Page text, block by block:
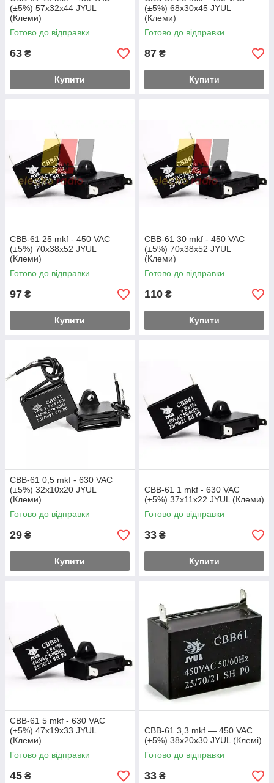
(±5%) 57x32x44 JYUL
(Клеми)
Готово до відправки
63 ₴
Купити
(±5%) 68x30x45 JYUL
(Клеми)
Готово до відправки
87 ₴
Купити
CBB-61 25 mkf - 450 VAC
(±5%) 70x38x52 JYUL
(Клеми)
Готово до відправки
97 ₴
Купити
CBB-61 30 mkf - 450 VAC
(±5%) 70x38x52 JYUL
(Клеми)
Готово до відправки
110 ₴
Купити
CBB-61 0,5 mkf - 630 VAC
(±5%) 32x10x20 JYUL
(Клеми)
Готово до відправки
29 ₴
Купити
CBB-61 1 mkf - 630 VAC
(±5%) 37x11x22 JYUL (Клеми)
Готово до відправки
33 ₴
Купити
CBB-61 5 mkf - 630 VAC
(±5%) 47x19x33 JYUL
(Клеми)
Готово до відправки
45 ₴
CBB-61 3,3 mkf — 450 VAC
(±5%) 38x20x30 JYUL (Клемі)
Готово до відправки
33 ₴